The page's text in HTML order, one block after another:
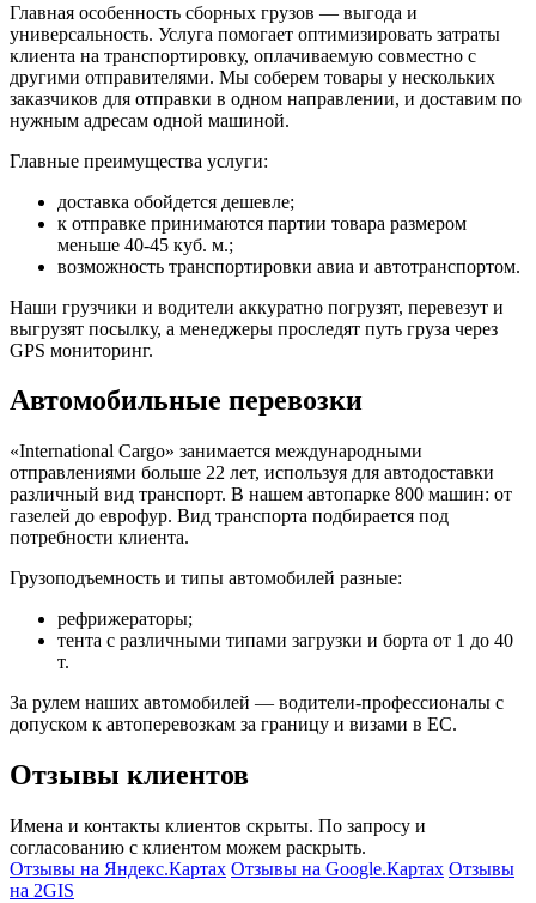
Главная особенность сборных грузов — выгода и
универсальность. Услуга помогает оптимизировать затраты
клиента на транспортировку, оплачиваемую совместно с
другими отправителями. Мы соберем товары у нескольких
заказчиков для отправки в одном направлении, и доставим по
нужным адресам одной машиной.
Главные преимущества услуги:
доставка обойдется дешевле;
к отправке принимаются партии товара размером
меньше 40-45 куб. м.;
возможность транспортировки авиа и автотранспортом.
Наши грузчики и водители аккуратно погрузят, перевезут и
выгрузят посылку, а менеджеры проследят путь груза через
GPS мониторинг.
Автомобильные перевозки
«International Cargo» занимается международными
отправлениями больше 22 лет, используя для автодоставки
различный вид транспорт. В нашем автопарке 800 машин: от
газелей до еврофур. Вид транспорта подбирается под
потребности клиента.
Грузоподъемность и типы автомобилей разные:
рефрижераторы;
тента с различными типами загрузки и борта от 1 до 40
т.
За рулем наших автомобилей — водители-профессионалы с
допуском к автоперевозкам за границу и визами в ЕС.
Отзывы клиентов
Имена и контакты клиентов скрыты. По запросу и
согласованию с клиентом можем раскрыть.
Отзывы на Яндекс.Картах Отзывы на Google.Картах Отзывы
на 2GIS